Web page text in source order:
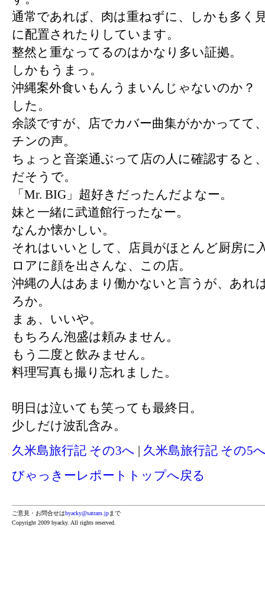
通常であれば、肉は重ねずに、しかも多く
に配置されたりしています。
整然と重なってるのはかなり多い証拠。
しかもうまっ。
沖縄案外食いもんうまいんじゃないのか
した。
余談ですが、店でカバー曲集がかかってて
チンの声。
ちょっと音楽通ぶって店の人に確認すると
だそうで。
「Mr. BIG」超好きだったんだよなー。
妹と一緒に武道館行ったなー。
なんか懐かしい。
それはいいとして、店員がほとんど厨房に
ロアに顔を出さんな、この店。
沖縄の人はあまり働かないと言うが、あれ
ろか。
まぁ、いいや。
もちろん泡盛は頼みません。
もう二度と飲みません。
料理写真も撮り忘れました。
明日は泣いても笑っても最終日。
少しだけ波乱含み。
久米島旅行記 その3へ | 久米島旅行記 その5
びゃっきーレポートトップへ戻る
ご意見・お問合せはbyacky@satram.jpまで
Copyright 2009 byacky. All rights reserved.